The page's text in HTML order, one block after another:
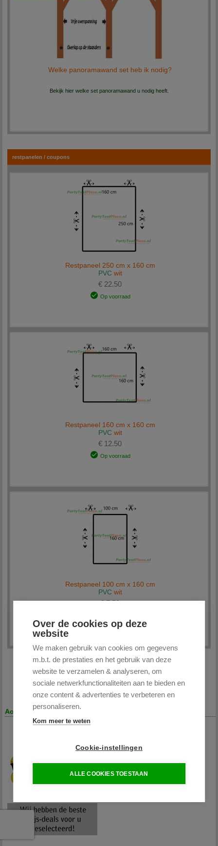
Over de cookies op deze
website
We maken gebruik van cookies om gegevens
m.b.t. de prestaties en het gebruik van deze
website te verzamelen & analyseren, om
sociale netwerkfunctionaliteiten aan te bieden en
onze content & advertenties te verbeteren en
personaliseren.
Kom meer te weten
Cookie-instellingen
ALLE COOKIES TOESTAAN
Welke panoramawand set heb ik nodig?
Bekijk hier welke set panoramawand u nodig heeft.
restpanelen / coupons
Restpaneel 250 cm x 160 cm
PVCwit
€ 22.50
Op voorraad
Restpaneel 160 cm x 160 cm
PVCwit
€ 12.50
Op voorraad
Restpaneel 100 cm x 160 cm
PVCwit
€ 7.50
Acties